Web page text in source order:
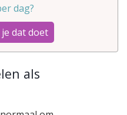
dag?
dat doet
als